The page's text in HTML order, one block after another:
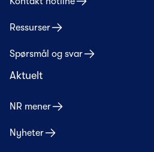
Ressurser
Spørsmål og svar
Aktuelt
NR mener
Nyheter